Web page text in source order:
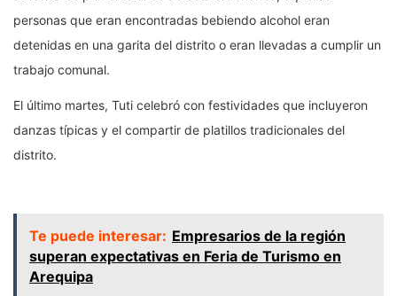
personas que eran encontradas bebiendo alcohol eran
detenidas en una garita del distrito o eran llevadas a cumplir un
trabajo comunal.
El último martes, Tuti celebró con festividades que incluyeron
danzas típicas y el compartir de platillos tradicionales del
distrito.
Te puede interesar: Empresarios de la región
superan expectativas en Feria de Turismo en
Arequipa